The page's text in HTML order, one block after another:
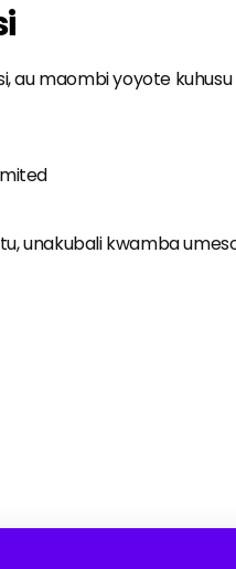
au maombi yoyote
unakubali kwamba